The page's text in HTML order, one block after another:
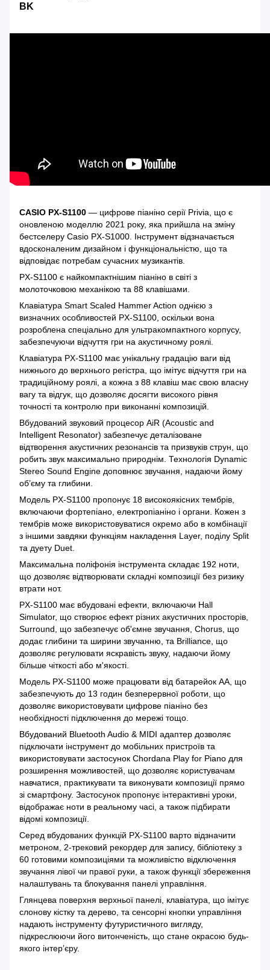
BK
CASIO PX-S1100 — цифрове піаніно серії Privia, що є
оновленою моделлю 2021 року, яка прийшла на зміну
бестселеру Casio PX-S1000. Інструмент відзначається
вдосконаленим дизайном і функціональністю, що та
відповідає потребам сучасних музикантів.
PX-S1100 є найкомпактнішим піаніно в світі з
молоточковою механікою та 88 клавішами.
Клавіатура Smart Scaled Hammer Action однією з
визначних особливостей PX-S1100, оскільки вона
розроблена спеціально для ультракомпактного корпусу,
забезпечуючи відчуття гри на акустичному роялі.
Клавіатура PX-S1100 має унікальну градацію ваги від
нижнього до верхнього регістра, що імітує відчуття гри на
традиційному роялі, а кожна з 88 клавіш має свою власну
вагу та відгук, що дозволяє досягти високого рівня
точності та контролю при виконанні композицій.
Вбудований звуковий процесор AiR (Acoustic and
Intelligent Resonator) забезпечує деталізоване
відтворення акустичних резонансів та призвуків струн, що
робить звук максимально природнім. Технологія Dynamic
Stereo Sound Engine доповнює звучання, надаючи йому
об’єму та глибини.
Модель PX-S1100 пропонує 18 високоякісних тембрів,
включаючи фортепіано, електропіаніно і органи. Кожен з
тембрів може використовуватися окремо або в комбінації
з іншими завдяки функціям накладення Layer, поділу Split
та дуету Duet.
Максимальна поліфонія інструмента складає 192 ноти,
що дозволяє відтворювати складні композиції без ризику
втрати нот.
PX-S1100 має вбудовані ефекти, включаючи Hall
Simulator, що створює ефект різних акустичних просторів,
Surround, що забезпечує об'ємне звучання, Chorus, що
додає глибини та ширини звучанню, та Brilliance, що
дозволяє регулювати яскравість звуку, надаючи йому
більше чіткості або м'якості.
Модель PX-S1100 може працювати від батарейок AA, що
забезпечують до 13 годин безперервної роботи, що
дозволяє використовувати цифрове піаніно без
необхідності підключення до мережі тощо.
Вбудований Bluetooth Audio & MIDI адаптер дозволяє
підключати інструмент до мобільних пристроїв та
використовувати застосунок Chordana Play for Piano для
розширення можливостей, що дозволяє користувачам
навчатися, практикувати та виконувати композиції прямо
зі смартфону. Застосунок пропонує інтерактивні уроки,
відображає ноти в реальному часі, а також підбирати
відомі композиції.
Серед вбудованих функцій PX-S1100 варто відзначити
метроном, 2-трековий рекордер для запису, бібліотеку з
60 готовими композиціями та можливістю відключення
звучання лівої чи правої руки, а також функції збереження
налаштувань та блокування панелі управління.
Глянцева поверхня верхньої панелі, клавіатура, що імітує
слонову кістку та дерево, та сенсорні кнопки управління
надають інструменту футуристичного вигляду,
підкреслюючи його витонченість, що стане окрасою будь-
якого інтер’єру.